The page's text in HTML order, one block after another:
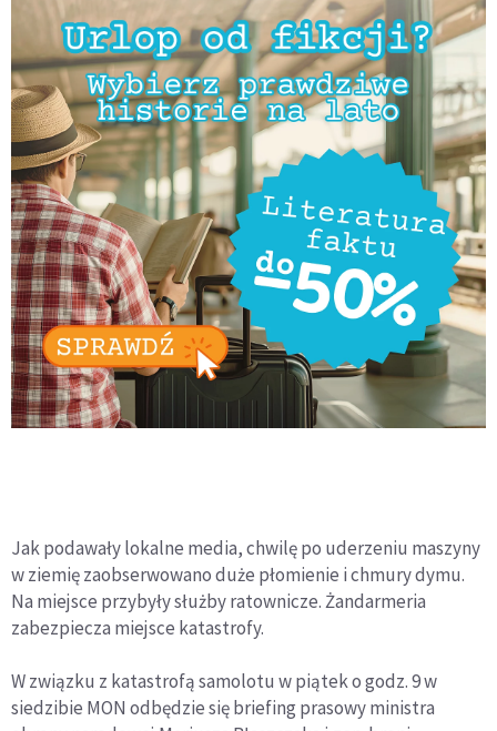
Jak podawały lokalne media, chwilę po uderzeniu maszyny
w ziemię zaobserwowano duże płomienie i chmury dymu.
Na miejsce przybyły służby ratownicze. Żandarmeria
zabezpiecza miejsce katastrofy.
W związku z katastrofą samolotu w piątek o godz. 9 w
siedzibie MON odbędzie się briefing prasowy ministra